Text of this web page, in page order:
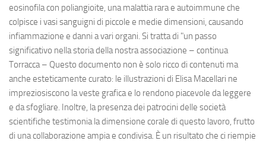
eosinofila con poliangioite, una malattia rara e autoimmune che
colpisce i vasi sanguigni di piccole e medie dimensioni, causando
infiammazione e danni a vari organi. Si tratta di "un passo
significativo nella storia della nostra associazione – continua
Torracca – Questo documento non è solo ricco di contenuti ma
anche esteticamente curato: le illustrazioni di Elisa Macellari ne
impreziosiscono la veste grafica e lo rendono piacevole da leggere
e da sfogliare. Inoltre, la presenza dei patrocini delle società
scientifiche testimonia la dimensione corale di questo lavoro, frutto
di una collaborazione ampia e condivisa. È un risultato che ci riempie